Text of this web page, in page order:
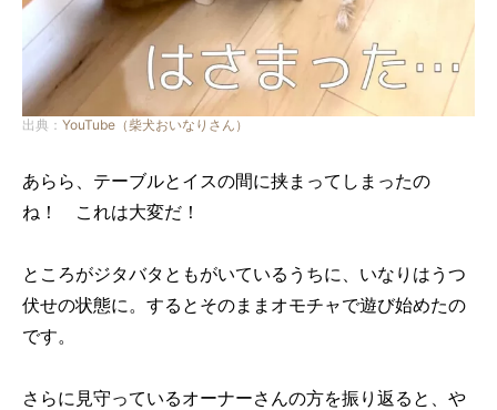
出典： YouTube（柴犬おいなりさん）
あらら、テーブルとイスの間に挟まってしまったの
ね！ これは大変だ！
ところがジタバタともがいているうちに、いなりはうつ
伏せの状態に。するとそのままオモチャで遊び始めたの
です。
さらに見守っているオーナーさんの方を振り返ると、や